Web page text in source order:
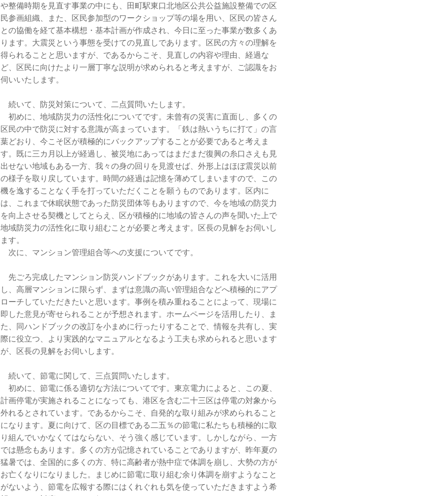
や整備時期を見直す事業の中にも、田町駅東口北地区公共公益施設整備での区
民参画組織、また、区民参加型のワークショップ等の場を用い、区民の皆さん
との協働を経て基本構想・基本計画が作成され、今日に至った事業が数多くあ
ります。大震災という事態を受けての見直しであります。区民の方々の理解を
得られることと思いますが、であるからこそ、見直しの内容や理由、経過な
ど、区民に向けたより一層丁寧な説明が求められると考えますが、ご認識をお
伺いいたします。
続いて、防災対策について、二点質問いたします。
初めに、地域防災力の活性化についてです。未曾有の災害に直面し、多くの
区民の中で防災に対する意識が高まっています。「鉄は熱いうちに打て」の言
葉どおり、今こそ区が積極的にバックアップすることが必要であると考えま
す。既に三カ月以上が経過し、被災地にあってはまだまだ復興の糸口さえも見
出せない地域もある一方、我々の身の回りを見渡せば、外形上はほぼ震災以前
の様子を取り戻しています。時間の経過は記憶を薄めてしまいますので、この
機を逸することなく手を打っていただくことを願うものであります。区内に
は、これまで休眠状態であった防災団体等もありますので、今を地域の防災力
を向上させる契機としてとらえ、区が積極的に地域の皆さんの声を聞いた上で
地域防災力の活性化に取り組むことが必要と考えます。区長の見解をお伺いし
ます。
次に、マンション管理組合等への支援についてです。
先ごろ完成したマンション防災ハンドブックがあります。これを大いに活用
し、高層マンションに限らず、まずは意識の高い管理組合などへ積極的にアプ
ローチしていただきたいと思います。事例を積み重ねることによって、現場に
即した意見が寄せられることが予想されます。ホームページを活用したり、ま
た、同ハンドブックの改訂を小まめに行ったりすることで、情報を共有し、実
際に役立つ、より実践的なマニュアルとなるよう工夫も求められると思います
が、区長の見解をお伺いします。
続いて、節電に関して、三点質問いたします。
初めに、節電に係る適切な方法についてです。東京電力によると、この夏、
計画停電が実施されることになっても、港区を含む二十三区は停電の対象から
外れるとされています。であるからこそ、自発的な取り組みが求められること
になります。夏に向けて、区の目標である二五％の節電に私たちも積極的に取
り組んでいかなくてはならない、そう強く感じています。しかしながら、一方
では懸念もあります。多くの方が記憶されていることでありますが、昨年夏の
猛暑では、全国的に多くの方、特に高齢者が熱中症で体調を崩し、大勢の方が
お亡くなりになりました。まじめに節電に取り組む余り体調を崩すようなこと
がないよう、節電を広報する際にはくれぐれも気を使っていただきますよう希